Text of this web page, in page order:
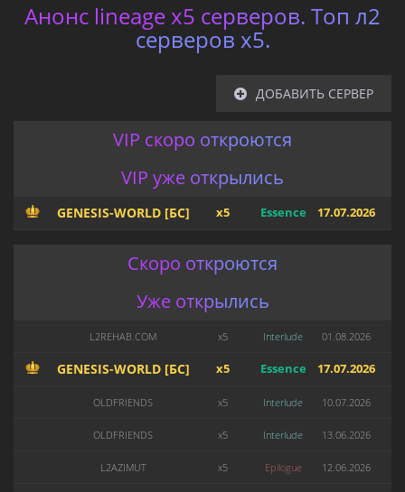
Анонс lineage x5 серверов. Топ л2
серверов х5.
ДОБАВИТЬ СЕРВЕР
VIP скоро откроются
VIP уже открылись
GENESIS-WORLD [БС] x5 Essence 17.07.2026
Скоро откроются
Уже открылись
L2REHAB.COM x5 Interlude 01.08.2026
GENESIS-WORLD [БС] x5 Essence 17.07.2026
OLDFRIENDS x5 Interlude 10.07.2026
OLDFRIENDS x5 Interlude 13.06.2026
L2AZIMUT x5 Epilogue 12.06.2026